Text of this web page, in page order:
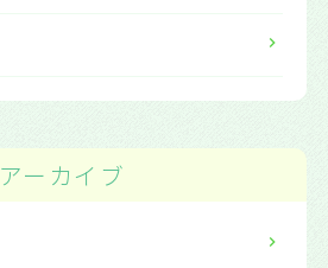
アーカイブ